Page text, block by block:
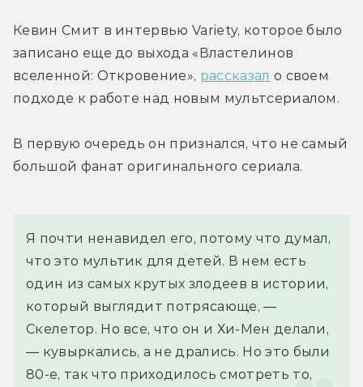
Кевин Смит в интервью Variety, которое было
записано еще до выхода «Властелинов
вселенной: Откровение», рассказал о своем
подходе к работе над новым мультсериалом.
В первую очередь он признался, что не самый
большой фанат оригинального сериала.
Я почти ненавидел его, потому что думал,
что это мультик для детей. В нем есть
один из самых крутых злодеев в истории,
который выглядит потрясающе, —
Скелетор. Но все, что он и Хи-Мен делали,
— кувыркались, а не дрались. Но это были
80-е, так что приходилось смотреть то,